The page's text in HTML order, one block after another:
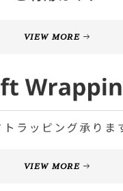
VIEW MORE
VIEW MORE